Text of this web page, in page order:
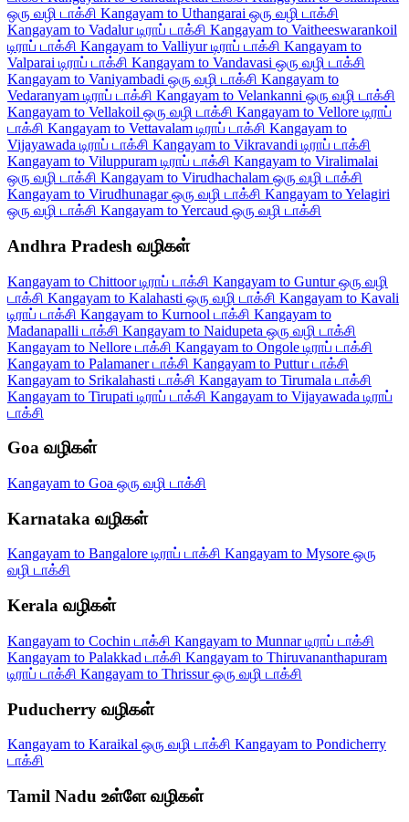
ஒரு வழி டாக்சி Kangayam to Uthangarai ஒரு வழி டாக்சி
Kangayam to Vadalur டிராப் டாக்சி Kangayam to Vaitheeswarankoil
டிராப் டாக்சி Kangayam to Valliyur டிராப் டாக்சி Kangayam to
Valparai டிராப் டாக்சி Kangayam to Vandavasi ஒரு வழி டாக்சி
Kangayam to Vaniyambadi ஒரு வழி டாக்சி Kangayam to
Vedaranyam டிராப் டாக்சி Kangayam to Velankanni ஒரு வழி டாக்சி
Kangayam to Vellakoil ஒரு வழி டாக்சி Kangayam to Vellore டிராப்
டாக்சி Kangayam to Vettavalam டிராப் டாக்சி Kangayam to
Vijayawada டிராப் டாக்சி Kangayam to Vikravandi டிராப் டாக்சி
Kangayam to Viluppuram டிராப் டாக்சி Kangayam to Viralimalai
ஒரு வழி டாக்சி Kangayam to Virudhachalam ஒரு வழி டாக்சி
Kangayam to Virudhunagar ஒரு வழி டாக்சி Kangayam to Yelagiri
ஒரு வழி டாக்சி Kangayam to Yercaud ஒரு வழி டாக்சி
Andhra Pradesh வழிகள்
Kangayam to Chittoor டிராப் டாக்சி Kangayam to Guntur ஒரு வழி
டாக்சி Kangayam to Kalahasti ஒரு வழி டாக்சி Kangayam to Kavali
டிராப் டாக்சி Kangayam to Kurnool டாக்சி Kangayam to
Madanapalli டாக்சி Kangayam to Naidupeta ஒரு வழி டாக்சி
Kangayam to Nellore டாக்சி Kangayam to Ongole டிராப் டாக்சி
Kangayam to Palamaner டாக்சி Kangayam to Puttur டாக்சி
Kangayam to Srikalahasti டாக்சி Kangayam to Tirumala டாக்சி
Kangayam to Tirupati டிராப் டாக்சி Kangayam to Vijayawada டிராப்
டாக்சி
Goa வழிகள்
Kangayam to Goa ஒரு வழி டாக்சி
Karnataka வழிகள்
Kangayam to Bangalore டிராப் டாக்சி Kangayam to Mysore ஒரு
வழி டாக்சி
Kerala வழிகள்
Kangayam to Cochin டாக்சி Kangayam to Munnar டிராப் டாக்சி
Kangayam to Palakkad டாக்சி Kangayam to Thiruvananthapuram
டிராப் டாக்சி Kangayam to Thrissur ஒரு வழி டாக்சி
Puducherry வழிகள்
Kangayam to Karaikal ஒரு வழி டாக்சி Kangayam to Pondicherry
டாக்சி
Tamil Nadu உள்ளே வழிகள்